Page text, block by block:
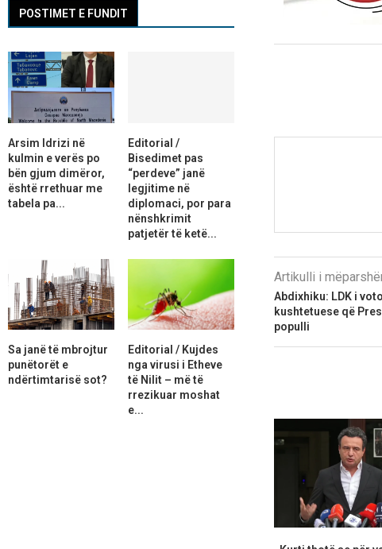
Artikulli i
Abdixhiku: LDK i
kushtetuese që
populli
POSTIMET E FUNDIT
Arsim Idrizi në
kulmin e verës po
bën gjum dimëror,
është rrethuar me
tabela pa...
Editorial /
Bisedimet pas
“perdeve” janë
legjitime në
diplomaci, por para
nënshkrimit
patjetër të ketë...
Sa janë të mbrojtur
punëtorët e
ndërtimtarisë sot?
Editorial / Kujdes
nga virusi i Etheve
të Nilit – më të
rrezikuar moshat
e...